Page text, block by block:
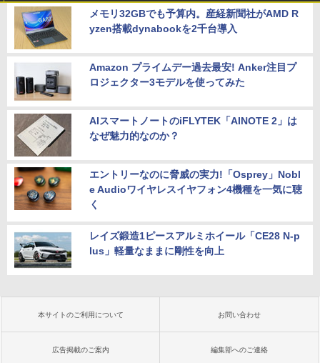
メモリ32GBでも予算内。産経新聞社がAMD R
yzen搭載dynabookを2千台導入
Amazon プライムデー過去最安! Anker注目プ
ロジェクター3モデルを使ってみた
AIスマートノートのiFLYTEK「AINOTE 2」は
なぜ魅力的なのか？
エントリーなのに脅威の実力!「Osprey」Nobl
e Audioワイヤレスイヤフォン4機種を一気に聴
く
レイズ鍛造1ピースアルミホイール「CE28 N-p
lus」軽量なままに剛性を向上
本サイトのご利用について お問い合わせ
広告掲載のご案内 編集部へのご連絡